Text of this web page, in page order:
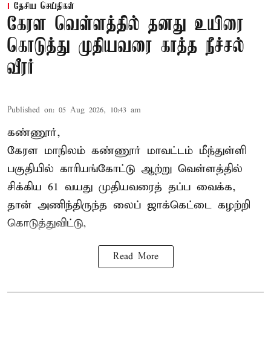
தேசிய செய்திகள்
கேரள வெள்ளத்தில் தனது உயிரை
கொடுத்து முதியவரை காத்த நீச்சல்
வீரர்
Published on: 05 Aug 2026, 10:43 am
கண்ணூர்,
கேரள மாநிலம் கண்ணூர் மாவட்டம் மீந்துள்ளி
பகுதியில் காரியங்கோட்டு ஆற்று வெள்ளத்தில்
சிக்கிய 61 வயது முதியவரைத் தப்ப வைக்க,
தான் அணிந்திருந்த லைப் ஜாக்கெட்டை கழற்றி
கொடுத்துவிட்டு,
Read More